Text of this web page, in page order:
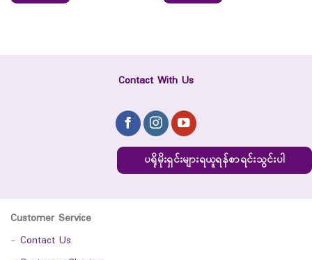
Contact With Us
ပရိုမိုးရှင်းများရယူရန်စာရင်းသွင်းပါ
Customer Service
- Contact Us